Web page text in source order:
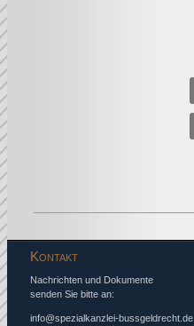
Kontakt
Nachrichten und Dokumente
senden Sie bitte an:
info@spezialkanzlei-bussgeldrecht.de